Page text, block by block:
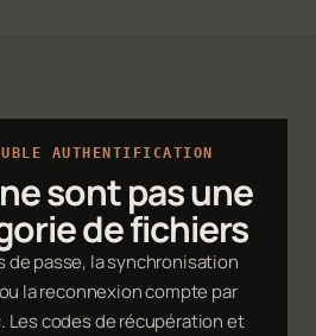
AUTHENTIFICATION
sont pas une
de fichiers
de passe, la synchronisation
la reconnexion compte par
codes de récupération et